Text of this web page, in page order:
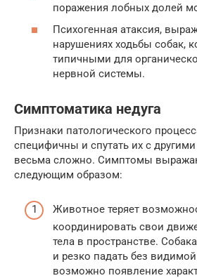
поражения лобных долей
Психогенная атаксия,
нарушениях ходьбы собак,
типичными для
нервной системы.
Симптоматика недуга
Признаки патологического
специфичны и спутать их с
весьма сложно. Симптомы
следующим образом:
Животное теряет
координировать свои
тела в пространстве.
и резко падать без
возможно появление